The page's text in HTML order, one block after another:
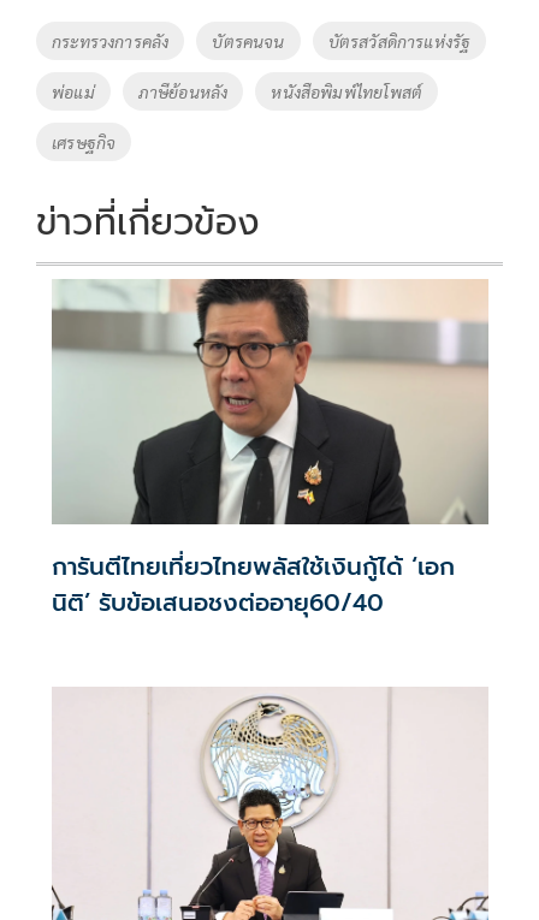
o
o
k
n
k
Tags
กระทรวงการคลัง บัตรคนจน บัตรสวัสดิการแห่งรัฐ
พ่อแม่ ภาษีย้อนหลัง หนังสือพิมพ์ไทยโพสต์
เศรษฐกิจ
ข่าวที่เกี่ยวข้อง
การันตีไทยเที่ยวไทยพลัสใช้เงินกู้ได้ ‘เอก
นิติ’ รับข้อเสนอชงต่ออายุ60/40